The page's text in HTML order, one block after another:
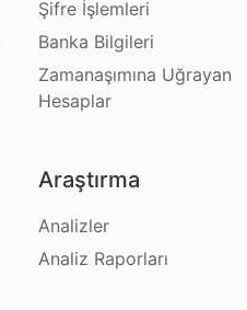
Şifre İşlemleri
Banka Bilgileri
Zamanaşımına Uğrayan
Hesaplar
Araştırma
Analizler
Analiz Raporları